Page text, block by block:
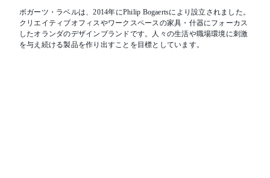
ボガーツ・ラベルは、2014年にPhilip Bogaertsにより設立されました。
クリエイティブオフィスやワークスペースの家具・什器にフォーカス
したオランダのデザインブランドです。人々の生活や職場環境に刺激
を与え続ける製品を作り出すことを目標としています。